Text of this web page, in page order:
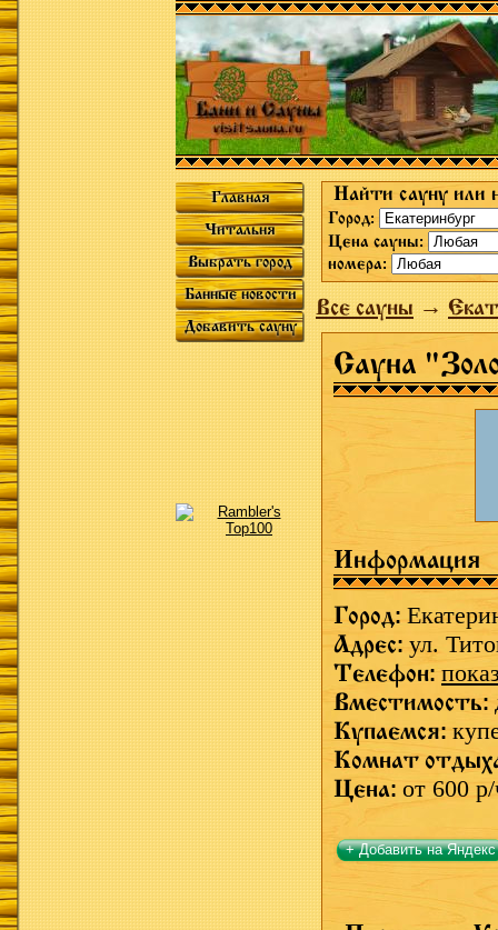
Главная
Читальня
Выбрать город
Банные новости
Добавить сауну
Найти сауну или
Город:
Цена сауны:
номера:
Все сауны→
Сауна
Информация
Город:
Адрес: ул.
Телефон:
Вместимость:
Купаемся:
Комнат
Цена: от 600
+ Добавить на Яндекс